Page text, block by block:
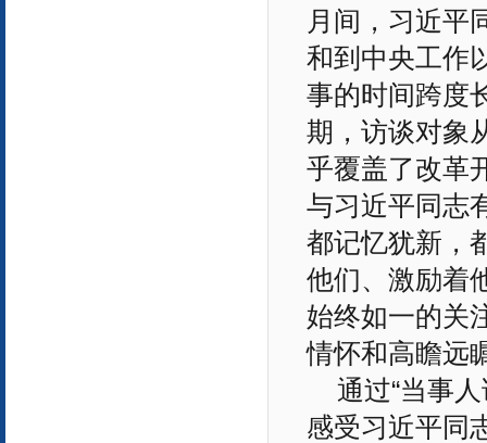
月间，习近平
和到中央工作
事的时间跨度
期，访谈对象
乎覆盖了改革
与习近平同志
都记忆犹新，
他们、激励着
始终如一的关
情怀和高瞻远
通过“当事
感受习近平同